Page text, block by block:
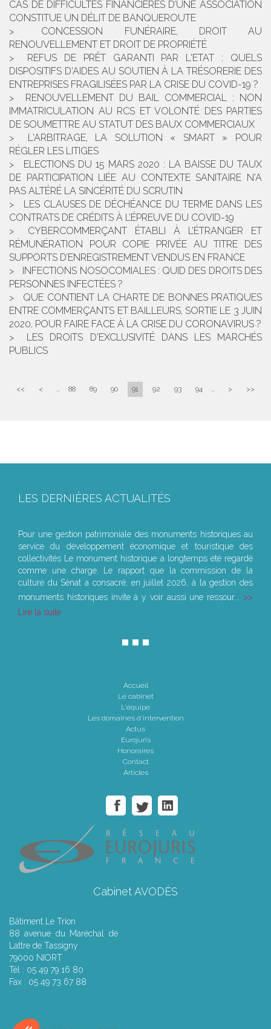
CAS DE DIFFICULTÉS FINANCIÈRES D’UNE ASSOCIATION
CONSTITUE UN DÉLIT DE BANQUEROUTE
CONCESSION FUNÉRAIRE, DROIT AU
RENOUVELLEMENT ET DROIT DE PROPRIÉTÉ
REFUS DE PRÊT GARANTI PAR L'ETAT : QUELS
DISPOSITIFS D'AIDES AU SOUTIEN À LA TRÉSORERIE DES
ENTREPRISES FRAGILISÉES PAR LA CRISE DU COVID-19 ?
RENOUVELLEMENT DU BAIL COMMERCIAL : NON
IMMATRICULATION AU RCS ET VOLONTÉ DES PARTIES
DE SOUMETTRE AU STATUT DES BAUX COMMERCIAUX
L'ARBITRAGE, LA SOLUTION « SMART » POUR
RÉGLER LES LITIGES
ELECTIONS DU 15 MARS 2020 : LA BAISSE DU TAUX
DE PARTICIPATION LIÉE AU CONTEXTE SANITAIRE N'A
PAS ALTÉRÉ LA SINCÉRITÉ DU SCRUTIN
LES CLAUSES DE DÉCHÉANCE DU TERME DANS LES
CONTRATS DE CRÉDITS À L’ÉPREUVE DU COVID-19
CYBERCOMMERÇANT ÉTABLI À L’ÉTRANGER ET
RÉMUNÉRATION POUR COPIE PRIVÉE AU TITRE DES
SUPPORTS D’ENREGISTREMENT VENDUS EN FRANCE
INFECTIONS NOSOCOMIALES : QUID DES DROITS DES
PERSONNES INFECTÉES ?
QUE CONTIENT LA CHARTE DE BONNES PRATIQUES
ENTRE COMMERÇANTS ET BAILLEURS, SORTIE LE 3 JUIN
2020, POUR FAIRE FACE À LA CRISE DU CORONAVIRUS ?
LES DROITS D'EXCLUSIVITÉ DANS LES MARCHÉS
PUBLICS
<< < ... 88 89 90 91 92 93 94 ... > >>
LES DERNIÈRES ACTUALITÉS
Pour une gestion patrimoniale des monuments historiques au
service du développement économique et touristique des
collectivités Le monument historique a longtemps été regardé
comme une charge. Le rapport que la commission de la
culture du Sénat a consacré, en juillet 2026, à la gestion des
monuments historiques invite à y voir aussi une ressour...
Lire la suite
Accueil
Le cabinet
L'équipe
Les domaines d'intervention
Actus
Eurojuris
Honoraires
Contact
Articles
Cabinet AVODÈS
Bâtiment Le Trion
88 avenue du Maréchal de
Lattre de Tassigny
79000 NIORT
Tél : 05 49 79 16 80
Fax : 05 49 73 67 88